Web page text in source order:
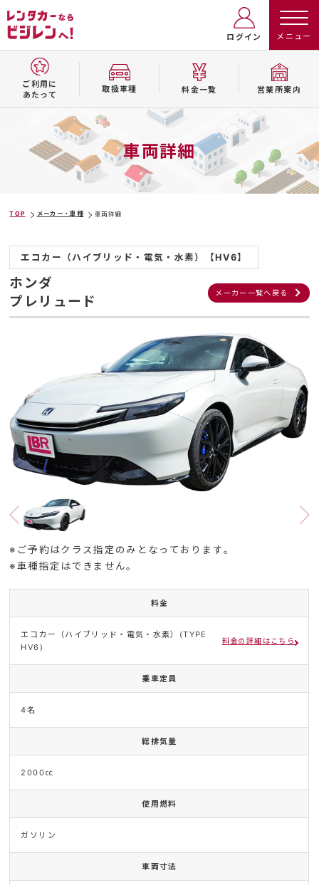
ログイン
ご利用に
あたって
取扱⾞種 料⾦⼀覧 営業所案内
車両詳細
TOP メーカー・車種 車両詳細
エコカー（ハイブリッド・電気・水素）【HV6】
ホンダ
プレリュード
メーカー一覧へ戻る
※ご予約はクラス指定のみとなっております。
※車種指定はできません。
料金
エコカー（ハイブリッド・電気・水素）(TYPE
HV6)
料金の詳細はこちら
乗車定員
4名
総排気量
2000㏄
使用燃料
ガソリン
車両寸法